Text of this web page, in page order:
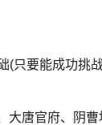
(只要能成功挑
唐官府、阴曹